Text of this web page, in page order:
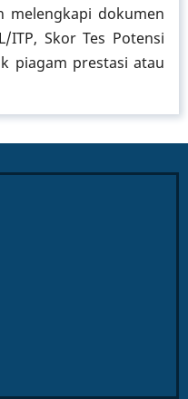
melengkapi dokumen
ITP, Skor Tes Potensi
piagam prestasi atau